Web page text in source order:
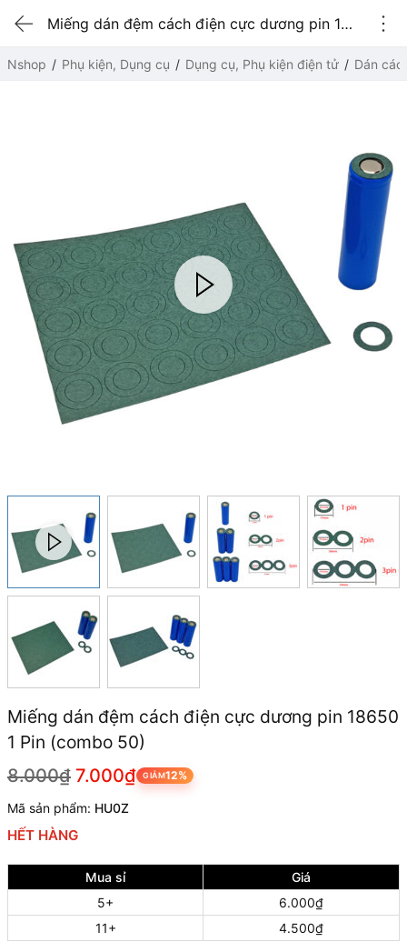
Miếng dán đệm cách điện cực dương pin 18650 1 Pin (combo 50)
Nshop Phụ kiện, Dụng cụ Dụng cụ, Phụ kiện điện tử Dán
Miếng dán đệm cách điện cực dương pin 18650
1 Pin (combo 50)
8.000₫ 7.000₫ GIẢM12%
Mã sản phẩm: HU0Z
HẾT HÀNG
Mua sỉ
Giá
5+
6.000₫
11+
4.500₫